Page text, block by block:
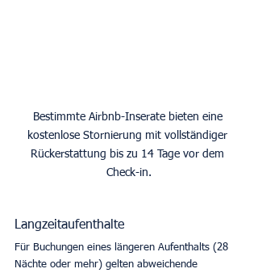
Bestimmte Airbnb-Inserate bieten eine
kostenlose Stornierung mit vollständiger
Rückerstattung bis zu 14 Tage vor dem
Check-in.
Langzeitaufenthalte
Für Buchungen eines längeren Aufenthalts (28
Nächte oder mehr) gelten abweichende